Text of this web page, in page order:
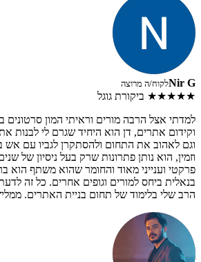
Nir Gלקוח/ה מרוצה
★★★★★ ביקורת גוגל
למדתי אצל הרבה מורים וראיתי המון סרטונים
וקידום אתרים, דן הוא היחיד שגרם לי לבנות
וגם לאהוב את התחום ולהסתקרן לגביו עם אש
וזמין, הוא נותן פתרונות שרק בעל ניסיון של
פרקטי וענייני מאוד והחומר שהוא משתף הוא
בנאלית ביחס למורים וגופים אחרים. כל זה
הרב שלי בלימוד של תחום בניית האתרים.